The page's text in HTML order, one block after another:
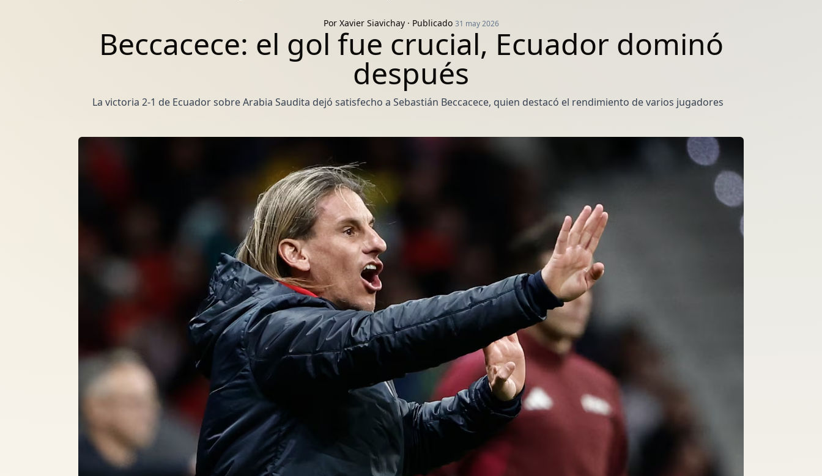
Por Xavier Siavichay· Publicado 31 may 2026
Beccacece: el gol fue crucial, Ecuador dominó
después
La victoria 2-1 de Ecuador sobre Arabia Saudita dejó satisfecho a Sebastián Beccacece, quien destacó el rendimiento de varios jugadores